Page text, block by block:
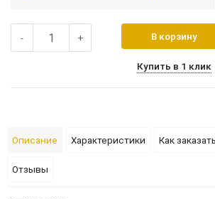
- + В корзину
Купить в 1 клик
Описание Характеристики Как
Отзывы